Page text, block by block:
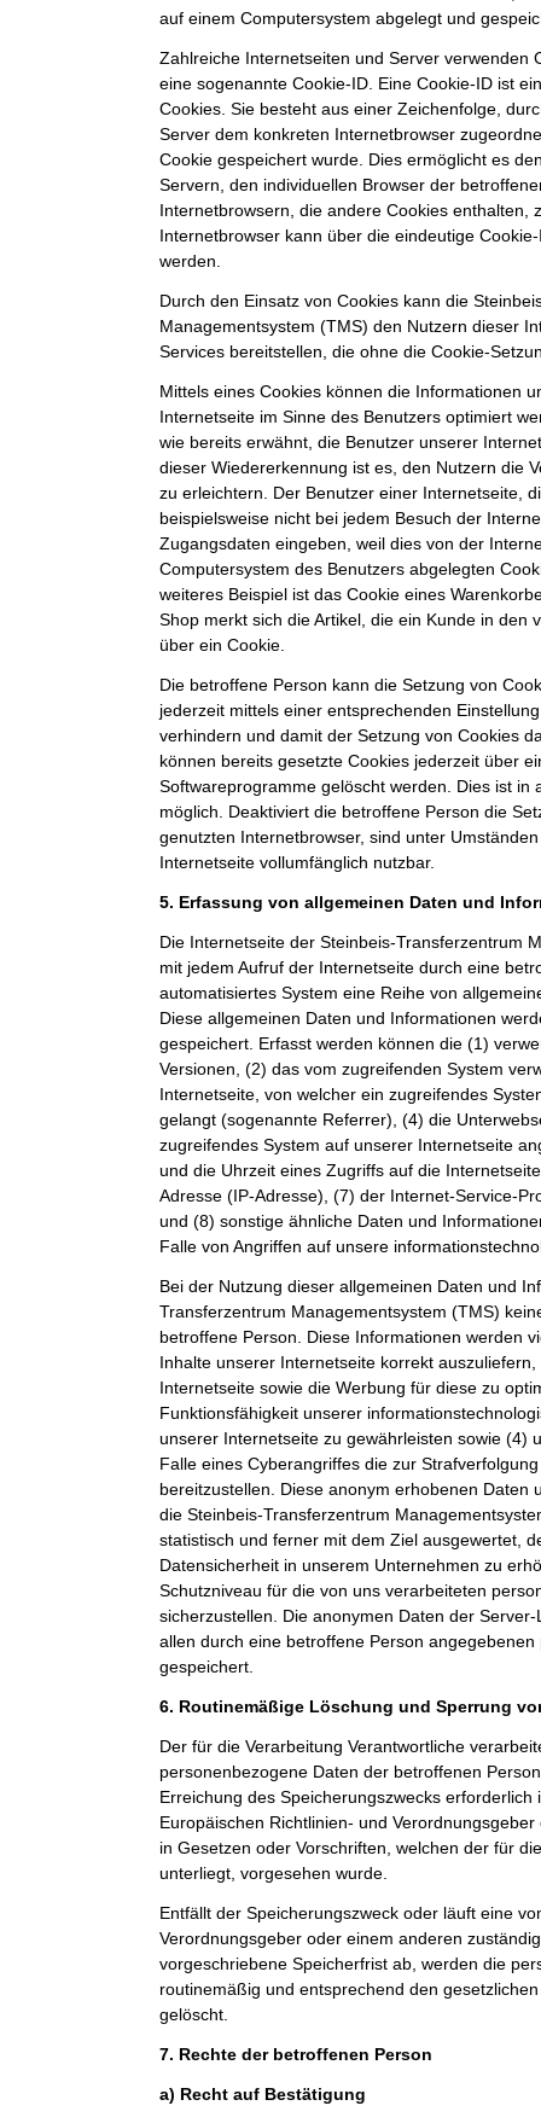
auf einem Computersystem abgelegt und
Zahlreiche Internetseiten und Server verwenden
eine sogenannte Cookie-ID. Eine Cookie-ID ist
Cookies. Sie besteht aus einer Zeichenfolge,
Server dem konkreten Internetbrowser
Cookie gespeichert wurde. Dies ermöglicht es
Servern, den individuellen Browser der
Internetbrowsern, die andere Cookies enthalten,
Internetbrowser kann über die eindeutige
werden.
Durch den Einsatz von Cookies kann die
Managementsystem (TMS) den Nutzern dieser
Services bereitstellen, die ohne die Cookie-
Mittels eines Cookies können die Informationen
Internetseite im Sinne des Benutzers optimiert
wie bereits erwähnt, die Benutzer unserer
dieser Wiedererkennung ist es, den Nutzern die
zu erleichtern. Der Benutzer einer Internetseite,
beispielsweise nicht bei jedem Besuch der
Zugangsdaten eingeben, weil dies von der
Computersystem des Benutzers abgelegten
weiteres Beispiel ist das Cookie eines
Shop merkt sich die Artikel, die ein Kunde in den
über ein Cookie.
Die betroffene Person kann die Setzung von
jederzeit mittels einer entsprechenden
verhindern und damit der Setzung von Cookies
können bereits gesetzte Cookies jederzeit über
Softwareprogramme gelöscht werden. Dies ist in
möglich. Deaktiviert die betroffene Person die
genutzten Internetbrowser, sind unter
Internetseite vollumfänglich nutzbar.
5. Erfassung von allgemeinen Daten und
Die Internetseite der Steinbeis-Transferzentrum
mit jedem Aufruf der Internetseite durch eine
automatisiertes System eine Reihe von
Diese allgemeinen Daten und Informationen
gespeichert. Erfasst werden können die (1)
Versionen, (2) das vom zugreifenden System
Internetseite, von welcher ein zugreifendes
gelangt (sogenannte Referrer), (4) die
zugreifendes System auf unserer Internetseite
und die Uhrzeit eines Zugriffs auf die
Adresse (IP-Adresse), (7) der Internet-Service-
und (8) sonstige ähnliche Daten und
Falle von Angriffen auf unsere
Bei der Nutzung dieser allgemeinen Daten und
Transferzentrum Managementsystem (TMS)
betroffene Person. Diese Informationen werden
Inhalte unserer Internetseite korrekt
Internetseite sowie die Werbung für diese zu
Funktionsfähigkeit unserer
unserer Internetseite zu gewährleisten sowie (4)
Falle eines Cyberangriffes die zur
bereitzustellen. Diese anonym erhobenen Daten
die Steinbeis-Transferzentrum
statistisch und ferner mit dem Ziel ausgewertet,
Datensicherheit in unserem Unternehmen zu
Schutzniveau für die von uns verarbeiteten
sicherzustellen. Die anonymen Daten der
allen durch eine betroffene Person
gespeichert.
6. Routinemäßige Löschung und Sperrung
Der für die Verarbeitung Verantwortliche
personenbezogene Daten der betroffenen
Erreichung des Speicherungszwecks
Europäischen Richtlinien- und
in Gesetzen oder Vorschriften, welchen der für
unterliegt, vorgesehen wurde.
Entfällt der Speicherungszweck oder läuft eine
Verordnungsgeber oder einem anderen
vorgeschriebene Speicherfrist ab, werden die
routinemäßig und entsprechend den
gelöscht.
7. Rechte der betroffenen Person
a) Recht auf Bestätigung